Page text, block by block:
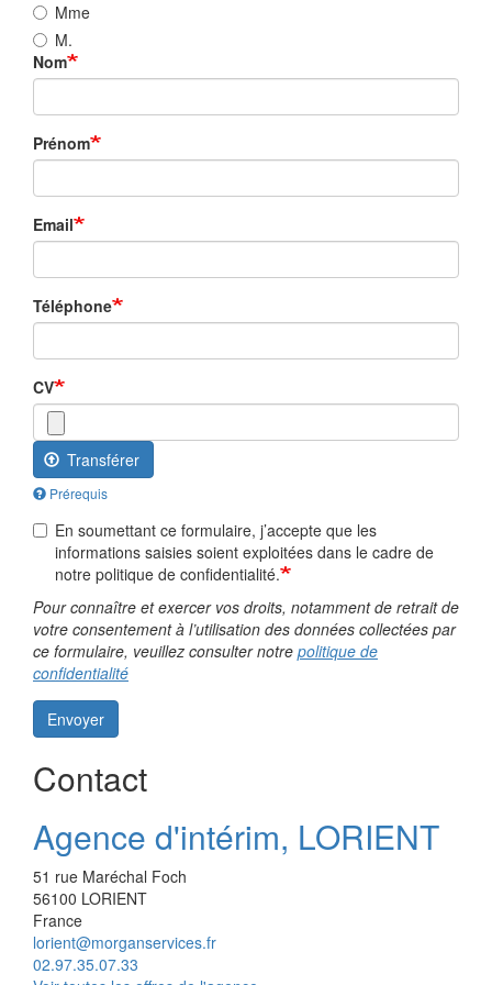
Mme
M.
Nom
Prénom
Email
Téléphone
CV
Transférer
Prérequis
En soumettant ce formulaire, j’accepte que les
informations saisies soient exploitées dans le cadre de
notre politique de confidentialité.
Pour connaître et exercer vos droits, notamment de retrait de
votre consentement à l’utilisation des données collectées par
ce formulaire, veuillez consulter notre politique de
confidentialité
Envoyer
Contact
Agence d'intérim, LORIENT
51 rue Maréchal Foch
56100 LORIENT
France
lorient@morganservices.fr
02.97.35.07.33